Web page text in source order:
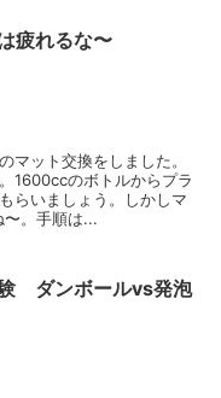
疲れるな〜
マット交換をしました。
1600ccのボトルからプラ
らいましょう。しかしマ
〜。手順は...
ダンボールvs発泡